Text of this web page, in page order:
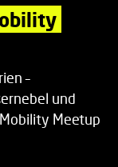
–
und
Meetup